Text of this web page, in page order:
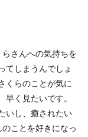
さんへの気持ちを
てしまうんでしょ
くらのことが気に
く見たいです。
いし、癒されたい
ことを好きになっ